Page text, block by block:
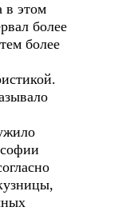
в этом
более
более